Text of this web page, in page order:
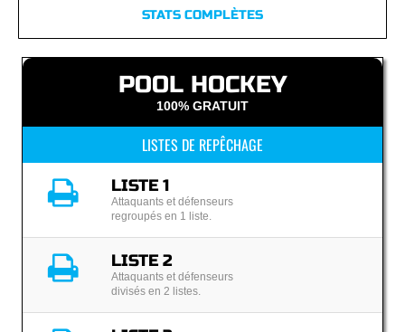
STATS COMPLÈTES
POOL HOCKEY
100% GRATUIT
LISTES DE REPÊCHAGE
LISTE 1
Attaquants et défenseurs
regroupés en 1 liste.
LISTE 2
Attaquants et défenseurs
divisés en 2 listes.